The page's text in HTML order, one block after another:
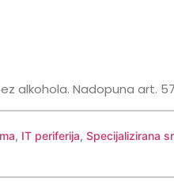
alkohola. Nadopuna art.
, IT periferija, Specijalizirana